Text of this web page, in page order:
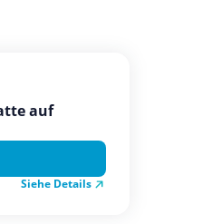
auf
Siehe Details